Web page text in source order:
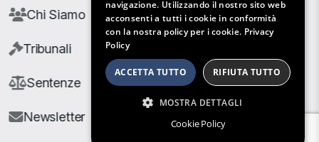
Chi Siamo
Tribunali
Sentenze
Newsletter
navigazione. Utilizzando il nostro sito web
acconsenti a tutti i cookie in conformità
con la nostra policy per i cookie. Privacy
Policy
ACCETTA TUTTO RIFIUTA TUTTO
MOSTRA DETTAGLI
Cookie Policy